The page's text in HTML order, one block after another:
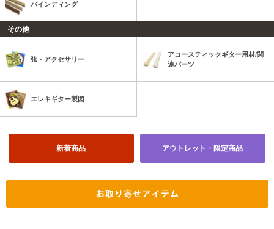
バインディング
その他
弦・アクセサリー
アコースティックギター用材/関
連パーツ
エレキギター製図
新着商品 アウトレット・限定商品